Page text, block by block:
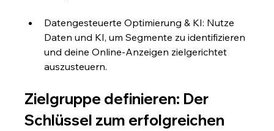
Datengesteuerte Optimierung & KI: Nutze
Daten und KI, um Segmente zu identifizieren
und deine Online-Anzeigen zielgerichtet
auszusteuern.
Zielgruppe definieren: Der
Schlüssel zum erfolgreichen